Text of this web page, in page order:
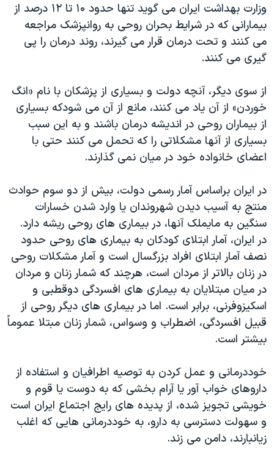
سفر پرزیدنت ترامپ به چین
وزارت بهداشت ایران می گوید تنها حدود ۱۰ تا ۱۲ درصد از
بیمارانی که در شرایط بحران روحی به روانپزشک مراجعه
می کنند و تحت درمان قرار می گیرند، روند درمان را پی
گیری می کنند.
از سوی دیگر، آنچه دولت و بسیاری از پزشکان با نام «انگ
خوردن» از آن یاد می کنند، مانع از آن می شودکه بسیاری
از بیماران روحی در اندیشه درمان باشند و به این سبب
بسیاری از آنها مشکلاتی را که تحمل می کنند حتی با
اعضای خانواده خود در میان نمی گذارند.
در ایران براساس آمار رسمی دولت، بیش از دو سوم حوادث
منتج به آسیب دیدن شهروندان یا وارد شدن خسارات
سنگین به مایملک آنها، در بیماری های روحی ریشه دارد.
در ایران، آمار ابتلای کودکان به بیماری های روحی حدود
نصف آمار ابتلای افراد بزرگسال است و آمار مشکلات روحی
در زنان بالاتر از مردان است، هرچند که شمار زنان و مردان
در میان مبتلایان به بیماری های افسردگی دوقطبی و
اسکیزوفرنی، برابر است. اما در بیماری های دیگر روحی از
قبیل افسردگی، اضطراب و وسواس، شمار زنان مبتلا عموماً
بیشتر است.
خوددرمانی و عمل کردن به توصیه اطرافیان و استفاده از
داروهای خواب آور یا آرام بخشی که به دوست یا قوم و
خویشی تجویز شده، از پدیده های رایج اجتماع ایران است
و سهولت دسترسی به دارو، به خوددرمانی هایی که اغلب
زیانبارند، دامن می زند.